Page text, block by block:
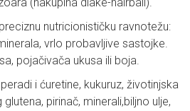
nutricionističku ravnotežu:
vrlo probavljive sastojke.
pojačivača ukusa ili boja.
i ćuretine, kukuruz, životinjska
pirinač, minerali,biljno ulje,